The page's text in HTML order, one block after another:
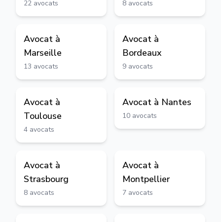
22 avocats 8 avocats
Avocat à
Marseille
13 avocats
Avocat à
Bordeaux
9 avocats
Avocat à
Toulouse
4 avocats
Avocat à Nantes
10 avocats
Avocat à
Strasbourg
8 avocats
Avocat à
Montpellier
7 avocats